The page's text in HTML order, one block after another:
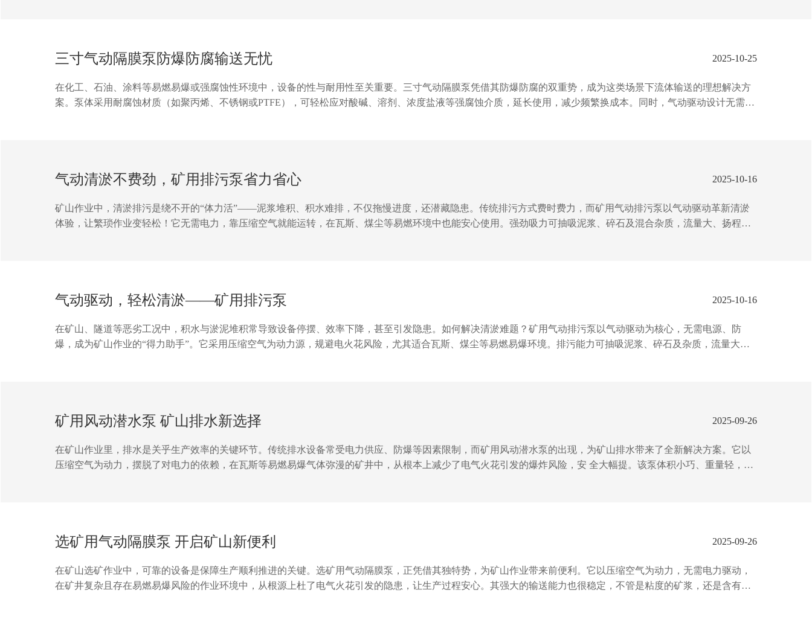
2025-10-25
三寸气动隔膜泵防爆防腐输送无忧
在化工、石油、涂料等易燃易爆或强腐蚀性环境中，设备的性与耐用性至关重要。三寸气动隔膜泵凭借其防爆防腐的双重势，成为这类场景下流体输送的理想解决方
案。泵体采用耐腐蚀材质（如聚丙烯、不锈钢或PTFE），可轻松应对酸碱、溶剂、浓度盐液等强腐蚀介质，延长使用，减少频繁换成本。同时，气动驱动设计无需电
2025-10-16
气动清淤不费劲，矿用排污泵省力省心
矿山作业中，清淤排污是绕不开的“体力活”——泥浆堆积、积水难排，不仅拖慢进度，还潜藏隐患。传统排污方式费时费力，而矿用气动排污泵以气动驱动革新清淤
体验，让繁琐作业变轻松！它无需电力，靠压缩空气就能运转，在瓦斯、煤尘等易燃环境中也能安心使用。强劲吸力可抽吸泥浆、碎石及混合杂质，流量大、扬程，
2025-10-16
气动驱动，轻松清淤——矿用排污泵
在矿山、隧道等恶劣工况中，积水与淤泥堆积常导致设备停摆、效率下降，甚至引发隐患。如何解决清淤难题？矿用气动排污泵以气动驱动为核心，无需电源、防
爆，成为矿山作业的“得力助手”。它采用压缩空气为动力源，规避电火花风险，尤其适合瓦斯、煤尘等易燃易爆环境。排污能力可抽吸泥浆、碎石及杂质，流量大、
2025-09-26
矿用风动潜水泵 矿山排水新选择
在矿山作业里，排水是关乎生产效率的关键环节。传统排水设备常受电力供应、防爆等因素限制，而矿用风动潜水泵的出现，为矿山排水带来了全新解决方案。它以
压缩空气为动力，摆脱了对电力的依赖，在瓦斯等易燃易爆气体弥漫的矿井中，从根本上减少了电气火花引发的爆炸风险，安 全大幅提。该泵体积小巧、重量轻，便
2025-09-26
选矿用气动隔膜泵 开启矿山新便利
在矿山选矿作业中，可靠的设备是保障生产顺利推进的关键。选矿用气动隔膜泵，正凭借其独特势，为矿山作业带来前便利。它以压缩空气为动力，无需电力驱动，
在矿井复杂且存在易燃易爆风险的作业环境中，从根源上杜了电气火花引发的隐患，让生产过程安心。其强大的输送能力也很稳定，不管是粘度的矿浆，还是含有大